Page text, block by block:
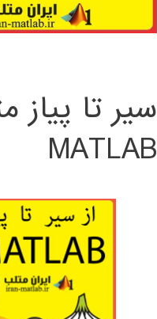
سیر تا پیاز
MATLAB